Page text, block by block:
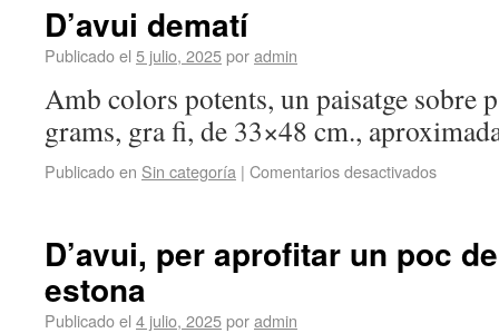
D’avui dematí
Publicado el 5 julio, 2025poradmin
Amb colors potents, un paisatge sobre
grams, gra fi, de 33×48 cm.,
Publicado en Sin categoría | Comentarios desactivados
D’avui, per aprofitar un poc
estona
Publicado el 4 julio, 2025poradmin